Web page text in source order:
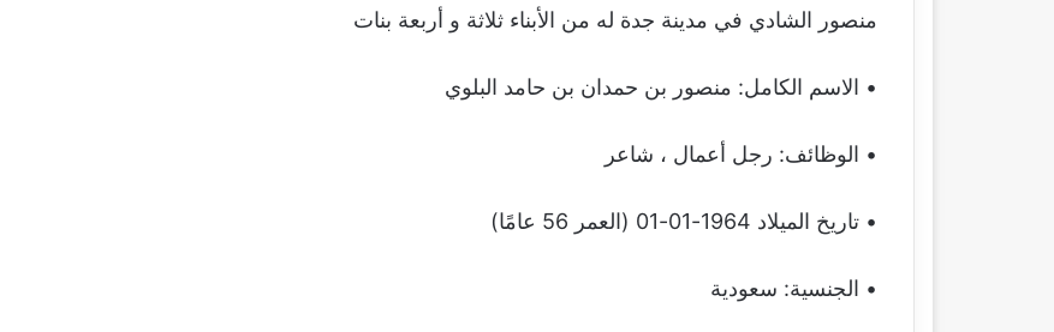
منصور الشادي في مدينة جدة له من الأبناء ثلاثة و أربعة بنات
• الاسم الكامل: منصور بن حمدان بن حامد البلوي
• الوظائف: رجل أعمال ، شاعر
• تاريخ الميلاد 1964-01-01 (العمر 56 عامًا)
• الجنسية: سعودية